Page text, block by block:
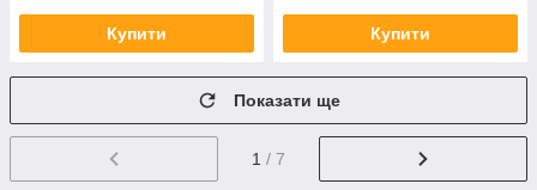
Купити Купити
Показати ще
1 / 7